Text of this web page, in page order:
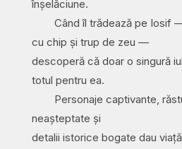
înșelăciune.
Când îl trădează pe Iosif —
cu chip și trup de zeu —
descoperă că doar o singură
totul pentru ea.
Personaje captivante,
neașteptate și
detalii istorice bogate dau